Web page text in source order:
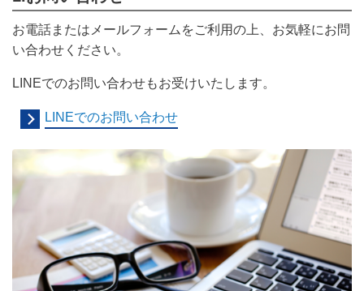
お電話またはメールフォームをご利用の上、お気軽にお問
い合わせください。
LINEでのお問い合わせもお受けいたします。
LINEでのお問い合わせ